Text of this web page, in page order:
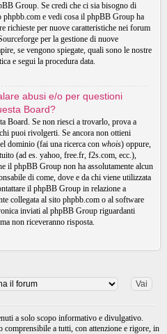
Group. Se credi che ci sia bisogno di
e vedi cosa il phpBB Group ha
richieste per nuove caratteristiche nei forum
per la gestione di nuove
se vengono spiegate, quali sono le nostre
e segui la procedura data.
abusi e/o per questioni
Board?
Board. Se non riesci a trovarlo, prova a
puoi rivolgerti. Se ancora non ottieni
dominio (fai una ricerca con whois) oppure,
(ad es. yahoo, free.fr, f2s.com, ecc.),
il phpBB Group non ha assolutamente alcun
di come, dove e da chi viene utilizzata
il phpBB Group in relazione a
collegata al sito phpbb.com o al software
inviati al phpBB Group riguardanti
non riceveranno risposta.
a solo scopo informativo e divulgativo.
a tutti, con attenzione e rigore, in